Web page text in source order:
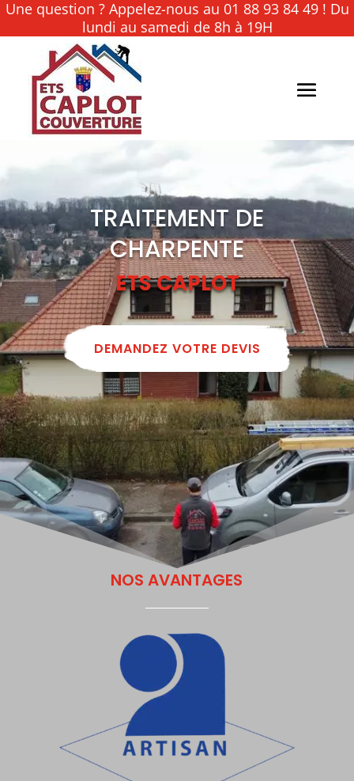
Une question ? Appelez-nous au 01 88 93 84 49 ! Du
lundi au samedi de 8h à 19H
TRAITEMENT DE
CHARPENTE
ETS CAPLOT
DEMANDEZ VOTRE DEVIS
NOS AVANTAGES